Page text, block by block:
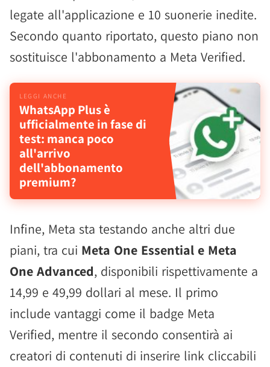
legate all'applicazione e 10 suonerie inedite.
Secondo quanto riportato, questo piano non
sostituisce l'abbonamento a Meta Verified.
WhatsApp Plus è
ufficialmente in fase di
test: manca poco
all'arrivo
dell'abbonamento
premium?
Infine, Meta sta testando anche altri due
piani, tra cui Meta One Essential e Meta
One Advanced, disponibili rispettivamente a
14,99 e 49,99 dollari al mese. Il primo
include vantaggi come il badge Meta
Verified, mentre il secondo consentirà ai
creatori di contenuti di inserire link cliccabili